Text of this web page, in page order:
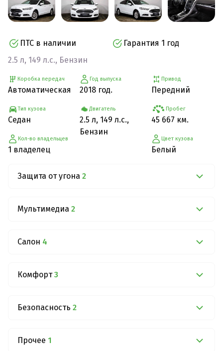
ПТС в наличии
Гарантия 1 год
2.5 л, 149 л.с., Бензин
Коробка передач
Автоматическая
Тип кузова
Седан
Кол-во владельцев
1 владелец
Год выпуска
2018 год.
Двигатель
2.5 л, 149 л.с.,
Бензин
Привод
Передний
Пробег
45 667 км.
Цвет кузова
Белый
Защита от угона 2
Мультимедиа 2
Салон 4
Комфорт 3
Безопасность 2
Прочее 1